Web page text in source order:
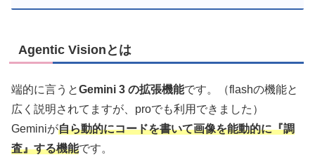
Agentic Visionとは
端的に言うとGemini 3 の拡張機能です。（flashの機能と
広く説明されてますが、proでも利用できました）
Geminiが自ら動的にコードを書いて画像を能動的に『調
査』する機能です。